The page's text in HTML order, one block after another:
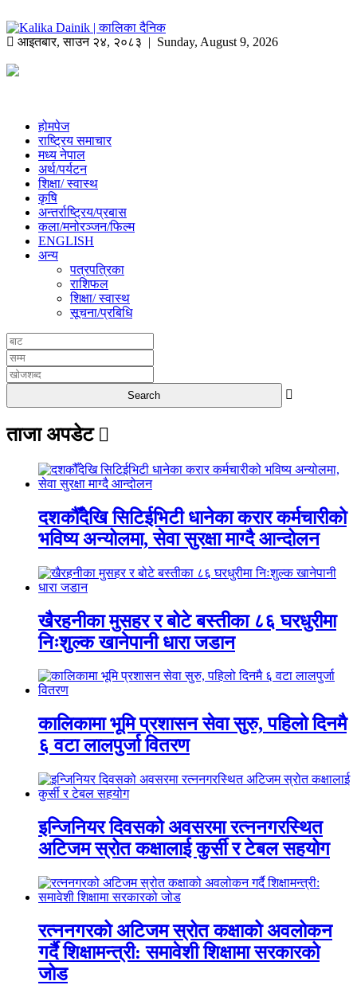
आइतबार,साउन २४, २०८३ | Sunday, August 9, 2026
होमपेज
राष्ट्रिय समाचार
मध्य नेपाल
अर्थ/पर्यटन
शिक्षा/ स्वास्थ
कृषि
अन्तर्राष्ट्रिय/प्रबास
कला/मनोरञ्जन/फिल्म
ENGLISH
अन्य
पत्रपत्रिका
राशिफल
शिक्षा/ स्वास्थ
सूचना/प्रबिधि
ताजा अपडेट
दशकौँदेखि सिटिईभिटी धानेका करार कर्मचारीको
भविष्य अन्योलमा, सेवा सुरक्षा माग्दै आन्दोलन
खैरहनीका मुसहर र बोटे बस्तीका ८६ घरधुरीमा
निःशुल्क खानेपानी धारा जडान
कालिकामा भूमि प्रशासन सेवा सुरु, पहिलो दिनमै
६ वटा लालपुर्जा वितरण
इन्जिनियर दिवसको अवसरमा रत्ननगरस्थित
अटिजम स्रोत कक्षालाई कुर्सी र टेबल सहयोग
रत्ननगरको अटिजम स्रोत कक्षाको अवलोकन
गर्दै शिक्षामन्त्री: समावेशी शिक्षामा सरकारको
जोड